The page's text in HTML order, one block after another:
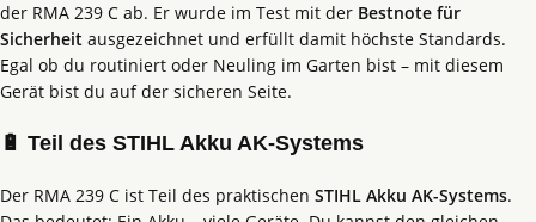
der RMA 239 C ab. Er wurde im Test mit der Bestnote für
Sicherheit ausgezeichnet und erfüllt damit höchste Standards.
Egal ob du routiniert oder Neuling im Garten bist – mit diesem
Gerät bist du auf der sicheren Seite.
🔋 Teil des STIHL Akku AK-Systems
Der RMA 239 C ist Teil des praktischen STIHL Akku AK-Systems.